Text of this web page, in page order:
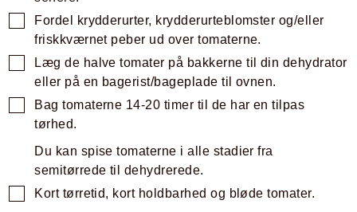
Fordel krydderurter, krydderurteblomster og/eller
friskkværnet peber ud over tomaterne.
Læg de halve tomater på bakkerne til din dehydrator
eller på en bagerist/bageplade til ovnen.
Bag tomaterne 14-20 timer til de har en tilpas
tørhed.
Du kan spise tomaterne i alle stadier fra
semitørrede til dehydrerede.
Kort tørretid, kort holdbarhed og bløde tomater.